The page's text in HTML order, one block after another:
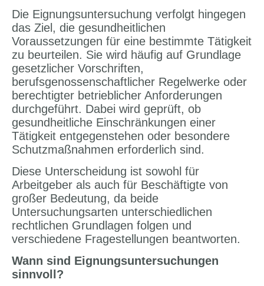
Die Eignungsuntersuchung verfolgt hingegen
das Ziel, die gesundheitlichen
Voraussetzungen für eine bestimmte Tätigkeit
zu beurteilen. Sie wird häufig auf Grundlage
gesetzlicher Vorschriften,
berufsgenossenschaftlicher Regelwerke oder
berechtigter betrieblicher Anforderungen
durchgeführt. Dabei wird geprüft, ob
gesundheitliche Einschränkungen einer
Tätigkeit entgegenstehen oder besondere
Schutzmaßnahmen erforderlich sind.
Diese Unterscheidung ist sowohl für
Arbeitgeber als auch für Beschäftigte von
großer Bedeutung, da beide
Untersuchungsarten unterschiedlichen
rechtlichen Grundlagen folgen und
verschiedene Fragestellungen beantworten.
Wann sind Eignungsuntersuchungen
sinnvoll?